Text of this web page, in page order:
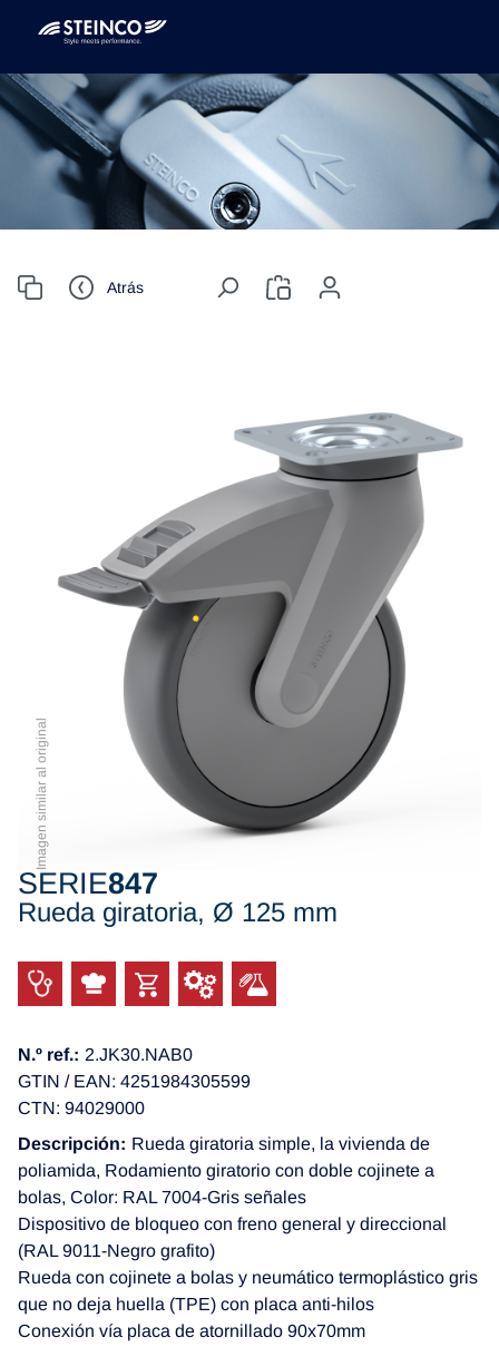
Atrás
Imagen similar al original
SERIE847
Rueda giratoria, Ø 125 mm
N.º ref.: 2.JK30.NAB0
GTIN / EAN: 4251984305599
CTN: 94029000
Descripción: Rueda giratoria simple, la vivienda de
poliamida, Rodamiento giratorio con doble cojinete a
bolas, Color: RAL 7004-Gris señales
Dispositivo de bloqueo con freno general y direccional
(RAL 9011-Negro grafito)
Rueda con cojinete a bolas y neumático termoplástico gris
que no deja huella (TPE) con placa anti-hilos
Conexión vía placa de atornillado 90x70mm